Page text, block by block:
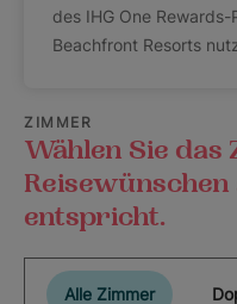
des IHG One
Beachfront Resorts
ZIMMER
Wählen Sie das
Reisewünschen
entspricht.
Alle Zimmer